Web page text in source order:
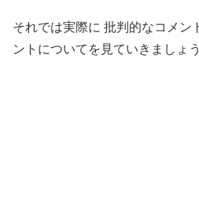
それでは実際に 批判的なコメン
ントについてを見ていきましょう